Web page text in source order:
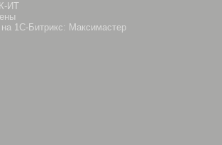
ИТ
на 1С-Битрикс: Максимастер